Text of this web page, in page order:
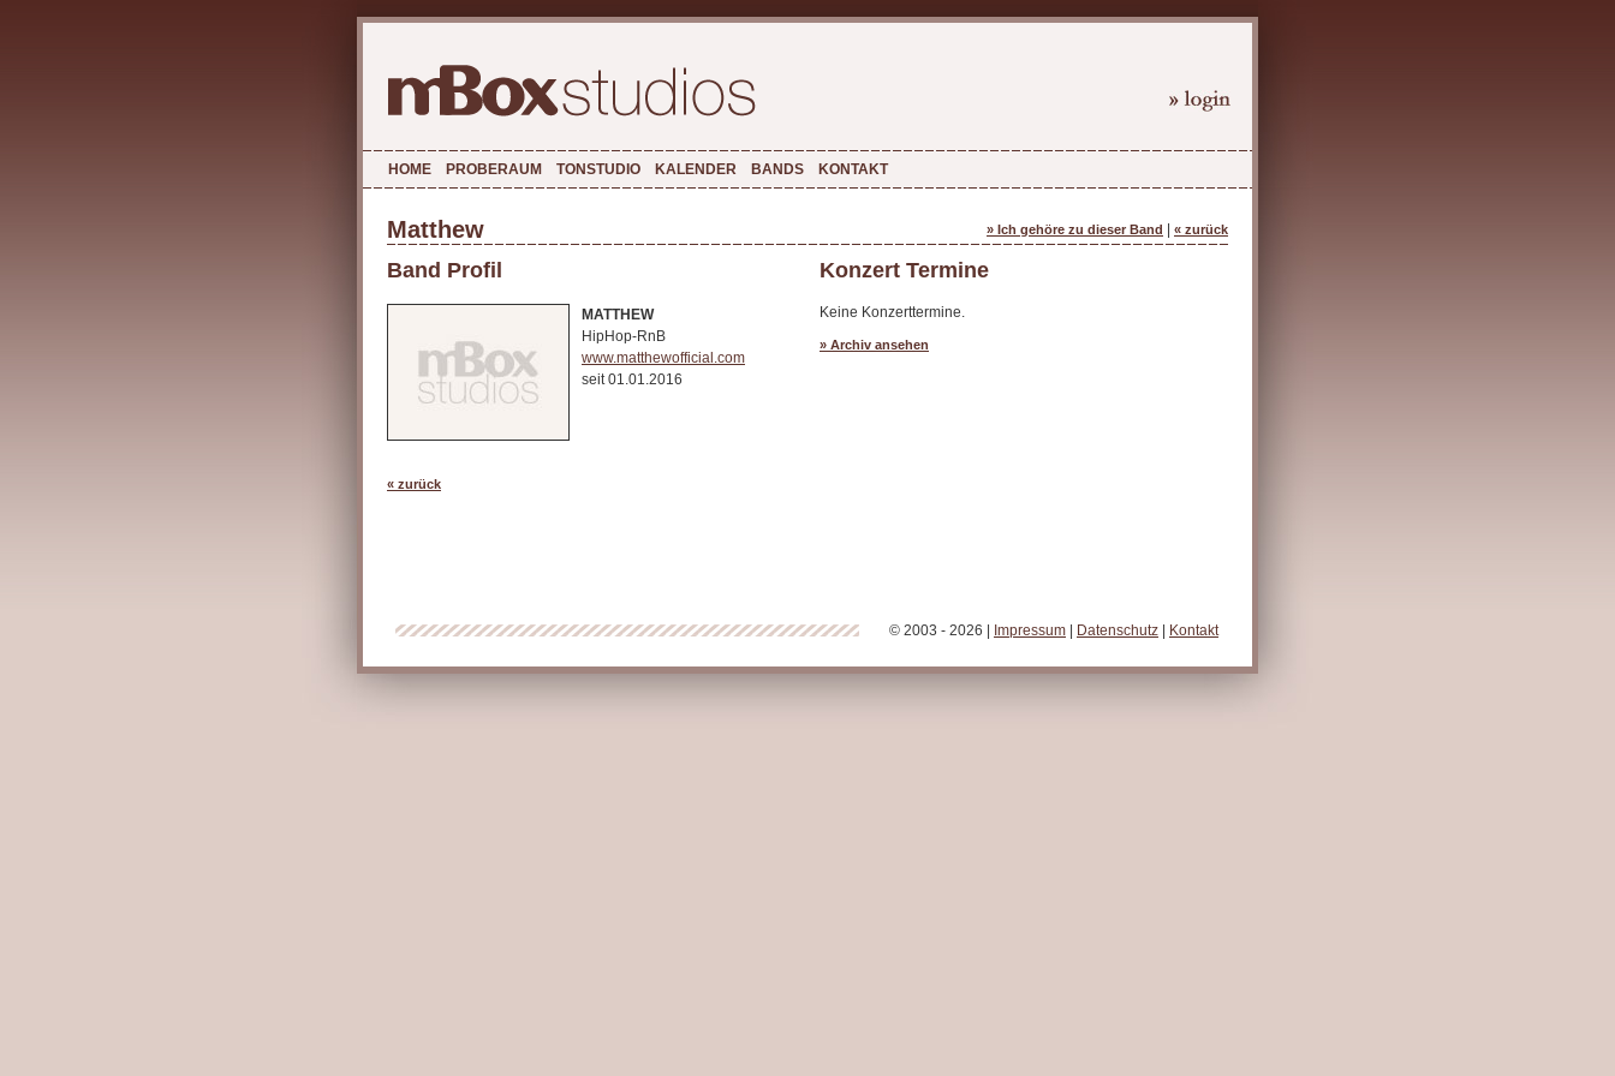
HOME PROBERAUM TONSTUDIO KALENDER BANDS KONTAKT
Matthew » Ich gehöre zu dieser Band « zurück
Band Profil
MATTHEW
HipHop-RnB
www.matthewofficial.com
seit 01.01.2016
« zurück
Konzert Termine
Keine Konzerttermine.
» Archiv ansehen
© 2003 - 2026 | Impressum Datenschutz Kontakt